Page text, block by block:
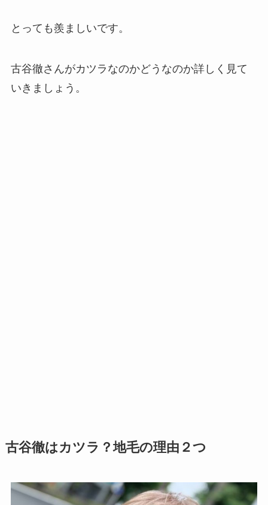
とっても羨ましいです。
古谷徹さんがカツラなのかどうなのか詳しく見て
いきましょう。
古谷徹はカツラ？地毛の理由２つ